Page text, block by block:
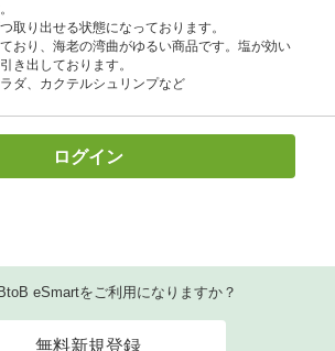
取り出せる状態になっております。
おり、海老の湾曲がゆるい商品です。塩が効い
き出しております。
ダ、カクテルシュリンプなど
ログイン
eSmartをご利用になりますか？
無料新規登録